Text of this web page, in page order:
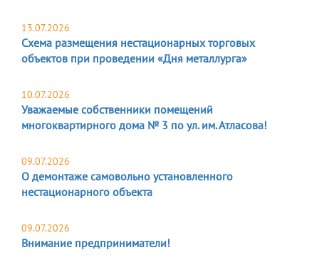
13.07.2026
Схема размещения нестационарных торговых
объектов при проведении «Дня металлурга»
10.07.2026
Уважаемые собственники помещений
многоквартирного дома № 3 по ул. им. Атласова!
09.07.2026
О демонтаже самовольно установленного
нестационарного объекта
09.07.2026
Внимание предприниматели!